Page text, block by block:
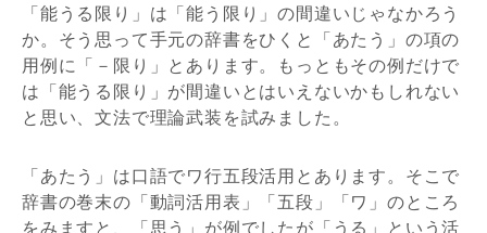
「能うる限り」は「能う限り」の間違いじゃなかろう
か。そう思って手元の辞書をひくと「あたう」の項の
用例に「－限り」とあります。もっともその例だけで
は「能うる限り」が間違いとはいえないかもしれない
と思い、文法で理論武装を試みました。
「あたう」は口語でワ行五段活用とあります。そこで
辞書の巻末の「動詞活用表」「五段」「ワ」のところ
をみますと、「思う」が例でしたが「うる」という活